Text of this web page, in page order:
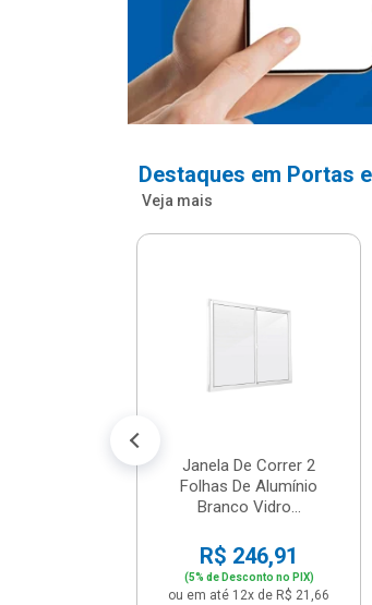
Destaques em Portas
Veja mais
Janela De Correr 2
Folhas De Alumínio
Branco Vidro...
R$ 246,91
(5% de Desconto no PIX)
ou em até 12x de R$ 21,66